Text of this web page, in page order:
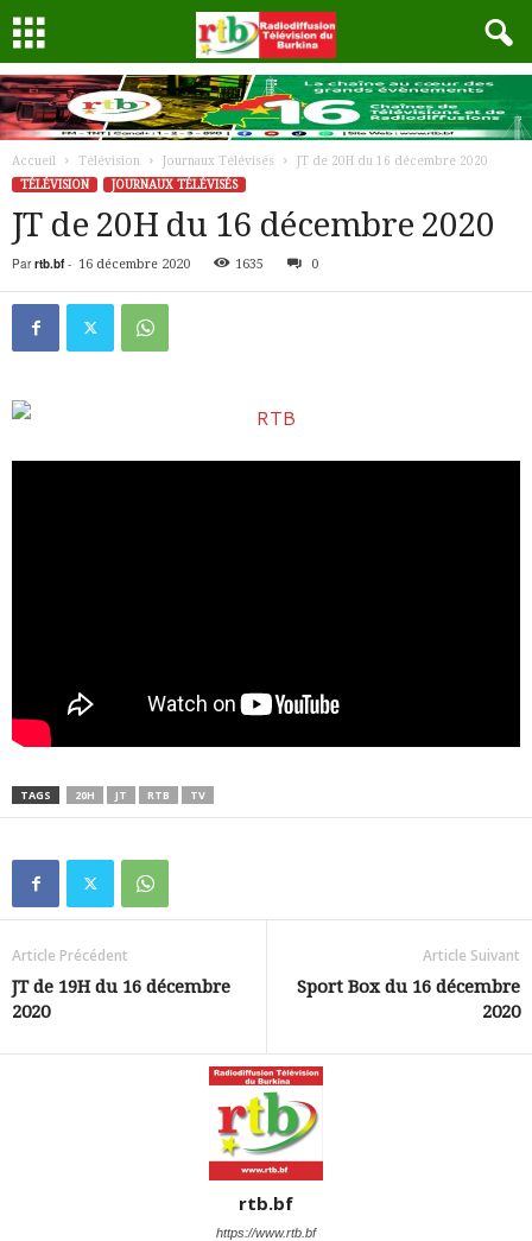
Accueil Télévision Journaux Télévisés
JT de 20H du 16 décembre 2020
TÉLÉVISION
JOURNAUX TÉLÉVISÉS
JT de 20H du 16 décembre 2020
Par rtb.bf- 16 décembre 2020 1635 0
TAGS 20H JT RTB TV
Article Précédent
JT de 19H du 16 décembre
2020
Article Suivant
Sport Box du 16 décembre
2020
rtb.bf
https://www.rtb.bf